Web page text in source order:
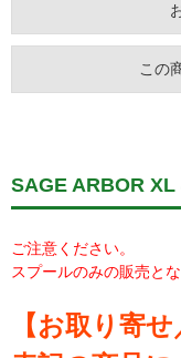
この
SAGE ARBOR
ご注意ください。
スプールのみの販売とな
【お取り寄